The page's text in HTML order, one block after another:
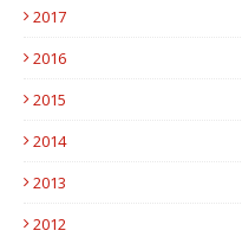
2017
2016
2015
2014
2013
2012